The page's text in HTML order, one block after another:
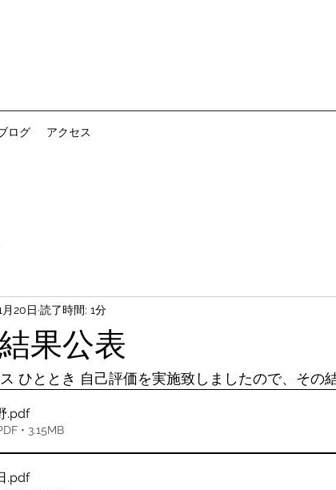
ログ アクセス
果公表
月20日 読了時間: 1分
ひととき 自己評価を実施致しましたので、その
.pdf
• 3.15MB
.pdf